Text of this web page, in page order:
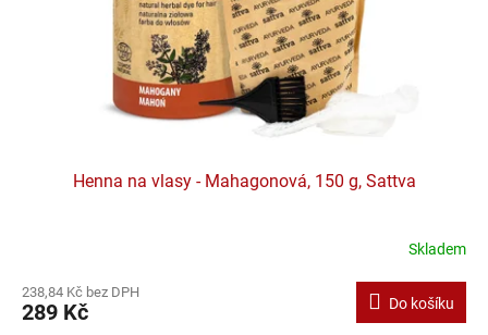
Henna na vlasy - Mahagonová, 150 g, Sattva
Skladem
238,84 Kč bez DPH
289 Kč Do košíku